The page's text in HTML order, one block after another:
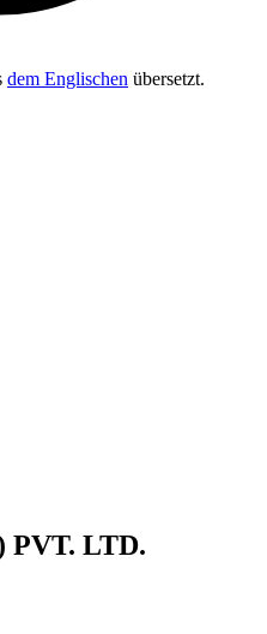
dem Englis­chen übersetzt.
LTD.